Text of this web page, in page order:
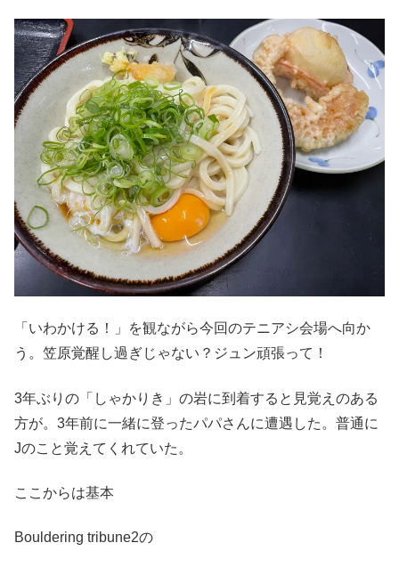
「いわかける！」を観ながら今回のテニアシ会場へ向か
う。笠原覚醒し過ぎじゃない？ジュン頑張って！
3年ぶりの「しゃかりき」の岩に到着すると見覚えのある
方が。3年前に一緒に登ったパパさんに遭遇した。普通に
Jのこと覚えてくれていた。
ここからは基本
Bouldering tribune2の